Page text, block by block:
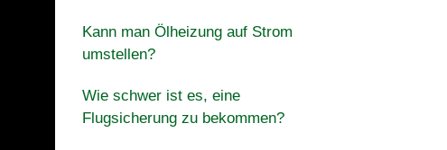
Kann man Ölheizung auf Strom
umstellen?
Wie schwer ist es, eine
Flugsicherung zu bekommen?